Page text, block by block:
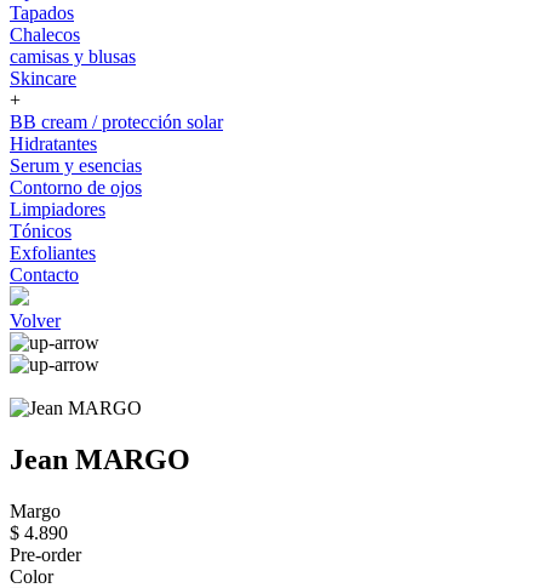
Tapados
Chalecos
camisas y blusas
Skincare
+
BB cream / protección solar
Hidratantes
Serum y esencias
Contorno de ojos
Limpiadores
Tónicos
Exfoliantes
Contacto
Volver
Jean MARGO
Margo
$ 4.890
Pre-order
Color